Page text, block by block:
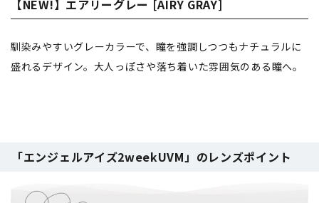
【NEW!】エアリーグレー [AIRY GRAY]
馴染みやすいグレーカラーで、瞳を強調しつつもナチュラルに
盛れるデザイン。大人っぽさや落ち着いた雰囲気のある瞳へ。
「エンジェルアイズ2weekUVM」のレンズポイント